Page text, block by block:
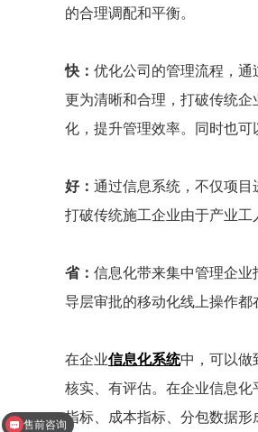
的合理调配和平衡。
快： 优化公司的管理流程，
更为清晰和合理，打破传统
化，提升管理效率。同时也可
好： 通过信息系统，不仅项
打破传统施工企业由于产业工
省： 信息化带来集中管理企
导层审批的移动化线上操作都
在企业信息化系统中，可以做
核实、有评估。在企业信息
指标、成本指标、分包数据形
售前咨询